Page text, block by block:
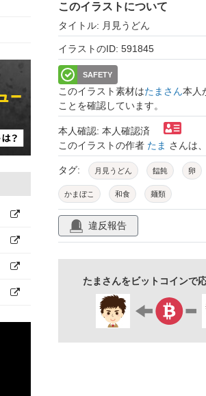
このイラストについて
タイトル: 月見うどん
イラストのID: 591845
SAFETY
このイラスト素材はたまさん本人
ことを確認しています。
本人確認: 本人確認済
このイラストの作者 たま さんは
タグ: 月見うどん 饂飩 卵
かまぼこ 和食 麺類
違反報告
たまさんをビットコインで